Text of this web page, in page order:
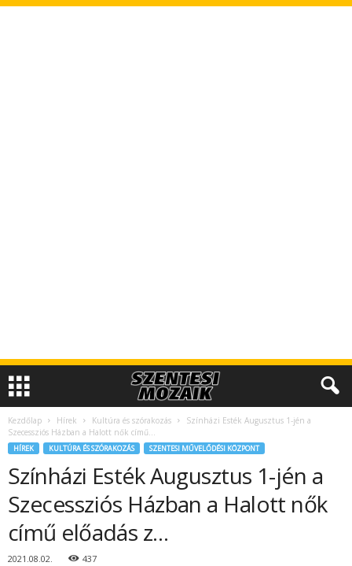
Kezdőlap Hírek Kultúra és szórakozás
Színházi Esték Augusztus 1-jén a
Szecessziós Házban a Halott nők című...
HÍREK KULTÚRA ÉS SZÓRAKOZÁS SZENTESI MŰVELŐDÉSI KÖZPONT
Színházi Esték Augusztus 1-jén a
Szecessziós Házban a Halott nők
című előadás z…
2021.08.02. 437